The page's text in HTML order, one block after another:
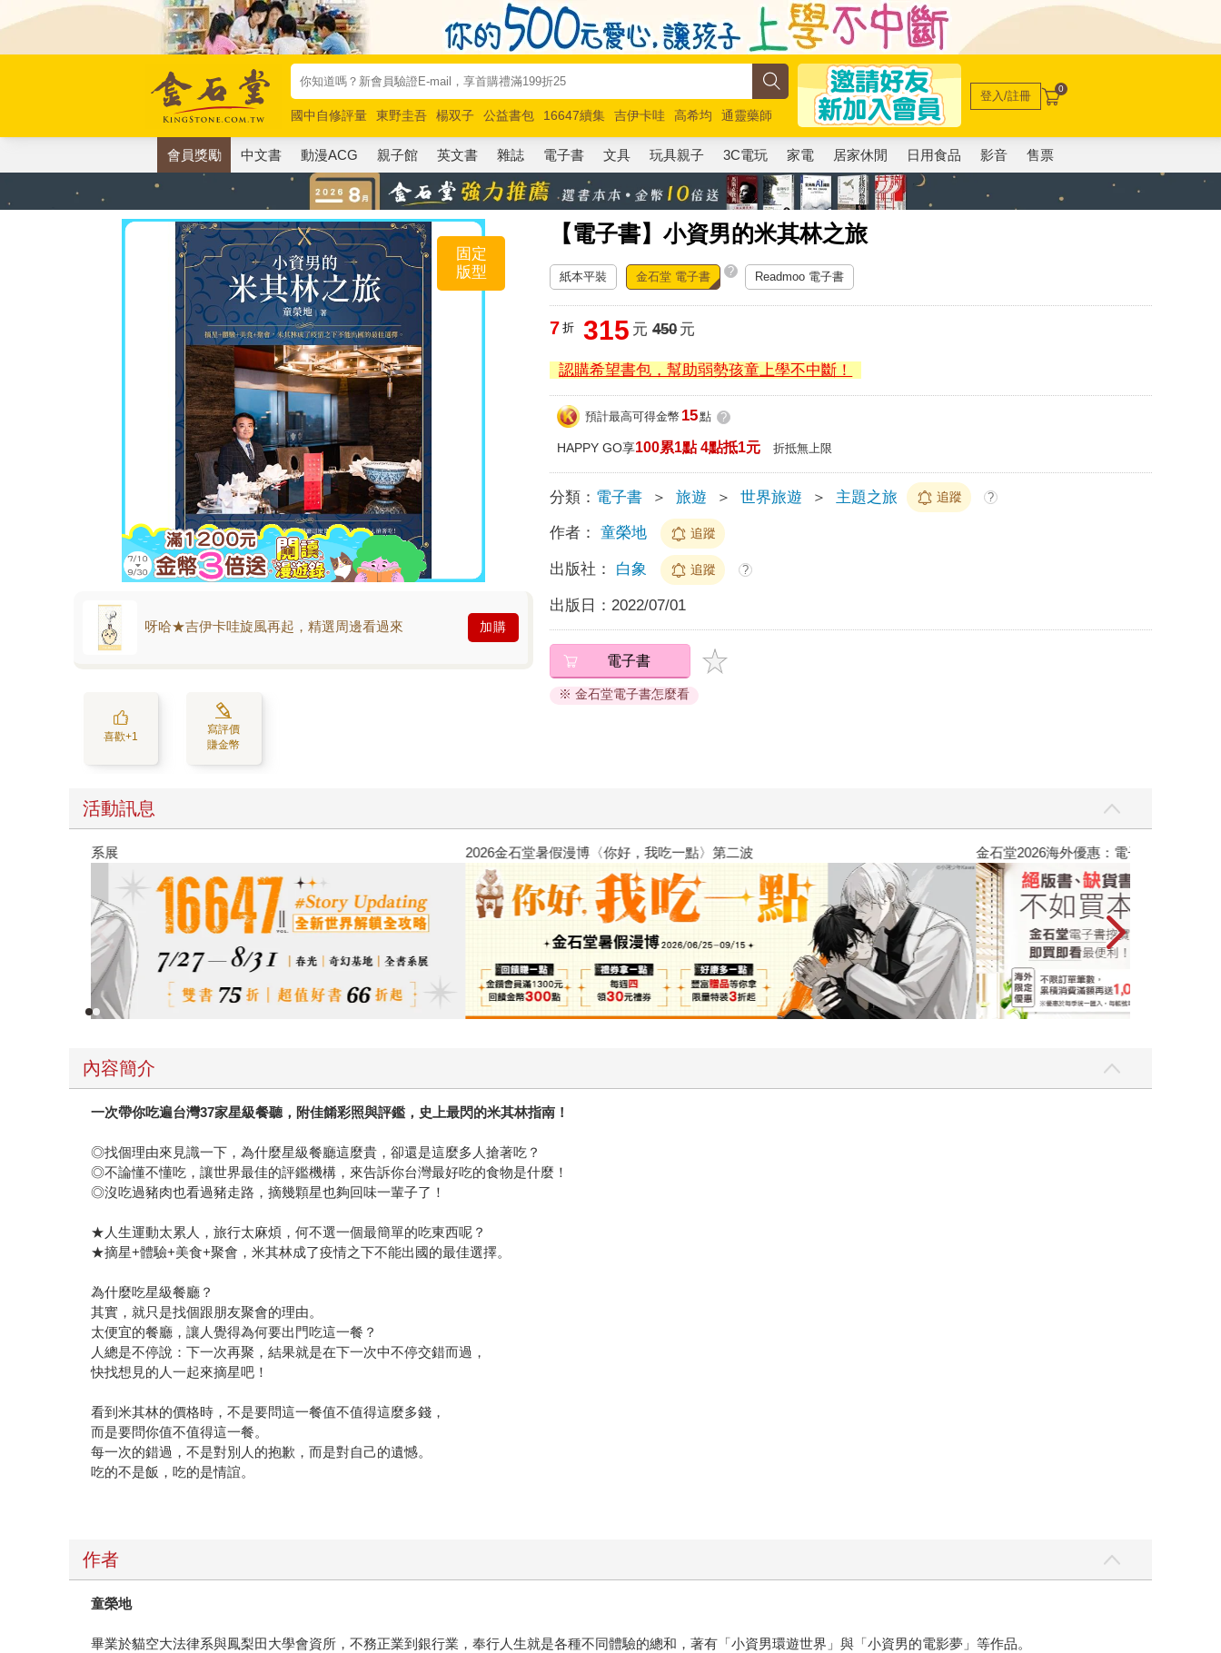
國中自修評量 東野圭吾 楊双子 公益書包 16647續集 吉伊卡哇 高希均
通靈藥師
唯紅花綻放
奧德賽 路邊攤新作 馬斯克 玩具總動員5 超慢跑
登入/註冊 0
會員獎勵 中文書 動漫ACG 親子館 英文書 雜誌 電子書 文具 玩具親子 3C電玩 家電 居家休閒 日用食品 影音 售票
【電子書】小資男的米其林之旅
固定
版型
呀哈★吉伊卡哇旋風再起，精選周邊看過來 加購
喜歡+1
寫評價
賺金幣
紙本平裝 金石堂 電子書 ? Readmoo 電子書
7 折 315 元 450元
認購希望書包，幫助弱勢孩童上學不中斷！
預計最高可得金幣 15點 ?
HAPPY GO享100累1點 4點抵1元 折抵無上限
分類： 電子書 ＞ 旅遊 ＞ 世界旅遊 ＞ 主題之旅 追蹤 ?
作者： 童榮地 追蹤
出版社： 白象 追蹤 ?
出版日： 2022/07/01
電子書
※ 金石堂電子書怎麼看
活動訊息
春光ｘ奇幻基地｜全書系展 2026金石堂暑假漫博〈你好，我吃一點〉第二波 金石堂2026海
內容簡介
一次帶你吃遍台灣37家星級餐聽，附佳餚彩照與評鑑，史上最閃的米其林指南！
◎找個理由來見識一下，為什麼星級餐廳這麼貴，卻還是這麼多人搶著吃？
◎不論懂不懂吃，讓世界最佳的評鑑機構，來告訴你台灣最好吃的食物是什麼！
◎沒吃過豬肉也看過豬走路，摘幾顆星也夠回味一輩子了！
★人生運動太累人，旅行太麻煩，何不選一個最簡單的吃東西呢？
★摘星+體驗+美食+聚會，米其林成了疫情之下不能出國的最佳選擇。
為什麼吃星級餐廳？
其實，就只是找個跟朋友聚會的理由。
太便宜的餐廳，讓人覺得為何要出門吃這一餐？
人總是不停說：下一次再聚，結果就是在下一次中不停交錯而過，
快找想見的人一起來摘星吧！
看到米其林的價格時，不是要問這一餐值不值得這麼多錢，
而是要問你值不值得這一餐。
每一次的錯過，不是對別人的抱歉，而是對自己的遺憾。
吃的不是飯，吃的是情誼。
作者
童榮地
畢業於貓空大法律系與鳳梨田大學會資所，不務正業到銀行業，奉行人生就是各種不同體驗的總和，著有「小資男環遊世界」與「小資男的電影夢」等作品。